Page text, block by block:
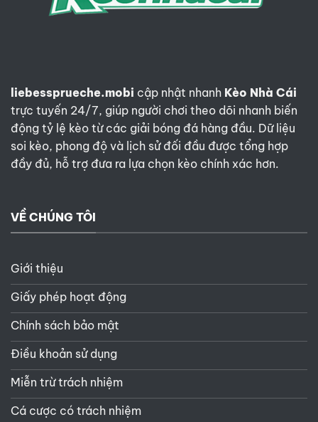
Bleus
liebessprueche.mobi cập nhật nhanh Kèo Nhà Cái
trực tuyến 24/7, giúp người chơi theo dõi nhanh biến
động tỷ lệ kèo từ các giải bóng đá hàng đầu. Dữ liệu
soi kèo, phong độ và lịch sử đối đầu được tổng hợp
đầy đủ, hỗ trợ đưa ra lựa chọn kèo chính xác hơn.
VỀ CHÚNG TÔI
Giới thiệu
Giấy phép hoạt động
Chính sách bảo mật
Điều khoản sử dụng
Miễn trừ trách nhiệm
Cá cược có trách nhiệm